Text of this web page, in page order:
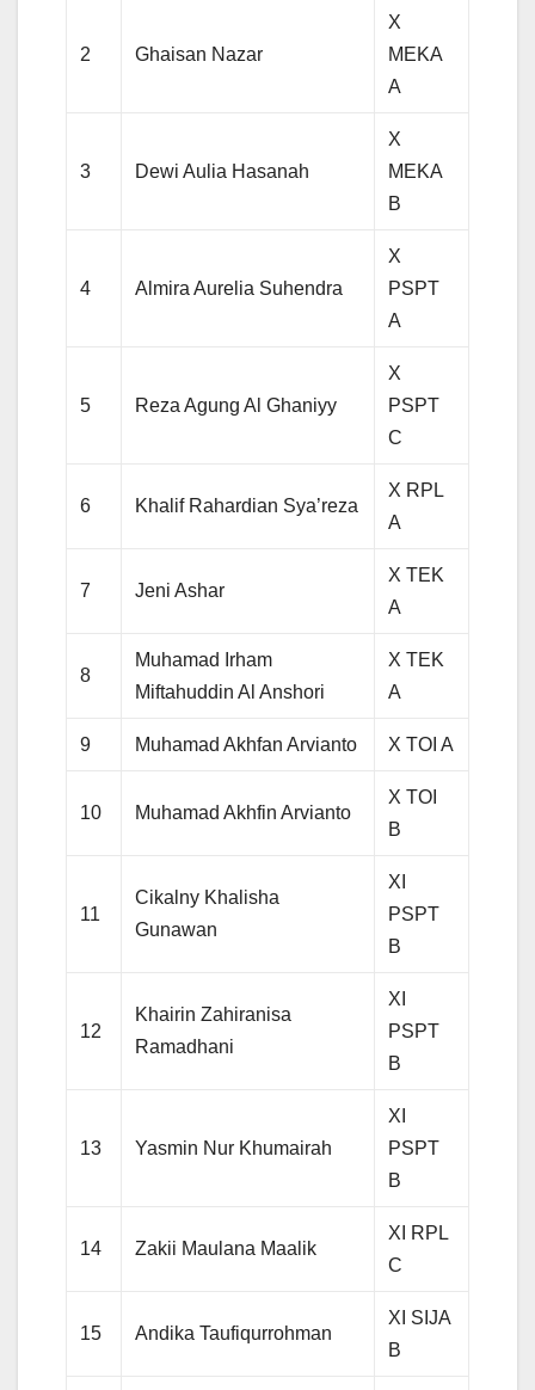
2 Ghaisan Nazar
X
MEKA
A
3 Dewi Aulia Hasanah
X
MEKA
B
4 Almira Aurelia Suhendra
X
PSPT
A
5 Reza Agung Al Ghaniyy
X
PSPT
C
6 Khalif Rahardian Sya’reza
X RPL
A
7 Jeni Ashar
X TEK
A
8
Muhamad Irham
Miftahuddin Al Anshori
X TEK
A
9 Muhamad Akhfan Arvianto X TOI A
10 Muhamad Akhfin Arvianto
X TOI
B
11
Cikalny Khalisha
Gunawan
XI
PSPT
B
12
Khairin Zahiranisa
Ramadhani
XI
PSPT
B
13 Yasmin Nur Khumairah
XI
PSPT
B
14 Zakii Maulana Maalik
XI RPL
C
15 Andika Taufiqurrohman
XI SIJA
B